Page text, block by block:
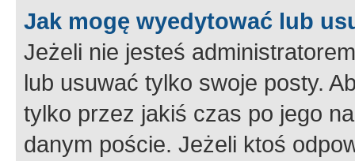
Jak mogę wyedytować lub
Jeżeli nie jesteś
lub usuwać tylko swoje posty.
tylko przez jakiś czas po jego
danym poście. Jeżeli ktoś